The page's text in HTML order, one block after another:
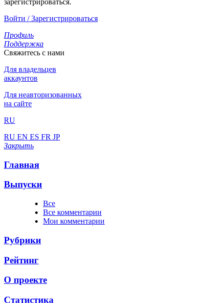
зарегистрироваться.
Войти / Зарегистрироваться
Профиль
Поддержка
Свяжитесь с нами
Для владельцев
аккаунтов
Для неавторизованных
на сайте
RU
RU EN ES FR JP
Закрыть
Главная
Выпуски
Все
Все комментарии
Мои комментарии
Рубрики
Рейтинг
О проекте
Статистика